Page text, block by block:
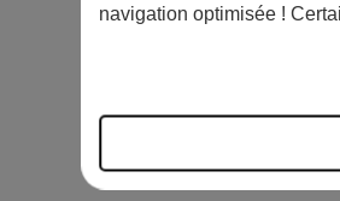
navigation optimisée !